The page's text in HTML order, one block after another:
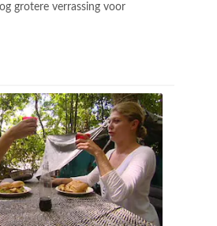
grotere verrassing voor